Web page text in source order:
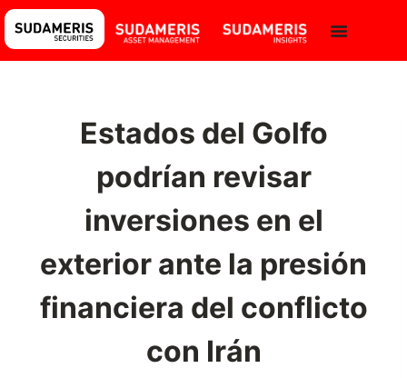
Estados del Golfo
podrían revisar
inversiones en el
exterior ante la presión
financiera del conflicto
con Irán